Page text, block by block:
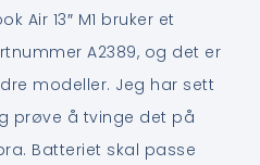
Air 13″ M1 bruker et
A2389, og det er
modeller. Jeg har sett
prøve å tvinge det på
Batteriet skal passe